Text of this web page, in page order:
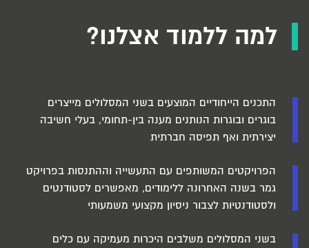
למה ללמוד אצלנו?
התכנים הייחודיים המוצעים בשני המסלולים מייצרים
בוגרים ובוגרות הנותנים מענה בין-תחומי, בעלי חשיבה
יצירתית ואף תפיסה חברתית
הפרויקטים המשותפים עם התעשייה וההתנסות בפרויקט
גמר בשנה האחרונה ללימודים, מאפשרים לסטודנטים
ולסטודנטיות לצבור ניסיון מקצועי משמעותי
בשני המסלולים משלבים היכרות מעמיקה עם כלים